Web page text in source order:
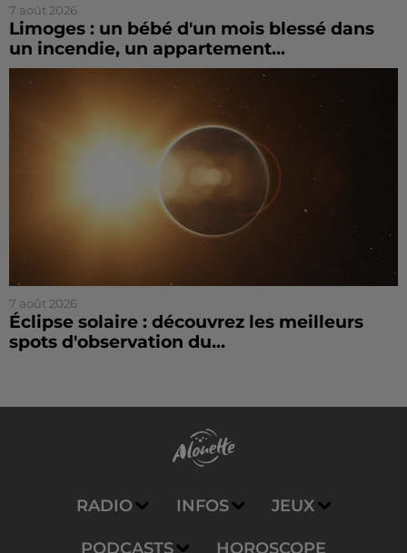
7 août 2026
Limoges : un bébé d'un mois blessé dans
un incendie, un appartement...
7 août 2026
Éclipse solaire : découvrez les meilleurs
spots d'observation du...
RADIO INFOS JEUX
PODCASTS HOROSCOPE